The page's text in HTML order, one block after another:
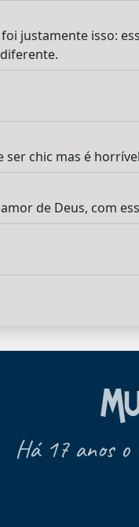
justamente isso:
ser chic mas é horrível
de Deus, com
Há 17 anos